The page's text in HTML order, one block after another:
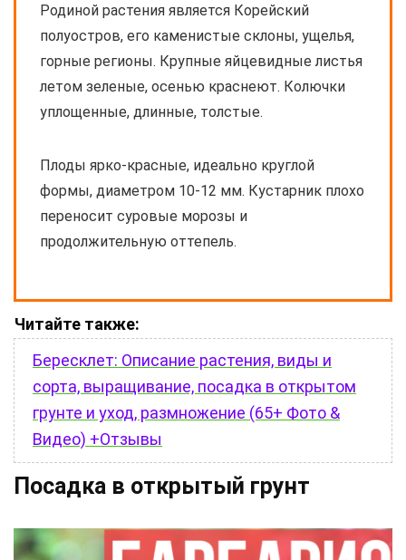
Родиной растения является Корейский
полуостров, его каменистые склоны, ущелья,
горные регионы. Крупные яйцевидные листья
летом зеленые, осенью краснеют. Колючки
уплощенные, длинные, толстые.
Плоды ярко-красные, идеально круглой
формы, диаметром 10-12 мм. Кустарник плохо
переносит суровые морозы и
продолжительную оттепель.
Читайте также:
Бересклет: Описание растения, виды и
сорта, выращивание, посадка в открытом
грунте и уход, размножение (65+ Фото &
Видео) +Отзывы
Посадка в открытый грунт